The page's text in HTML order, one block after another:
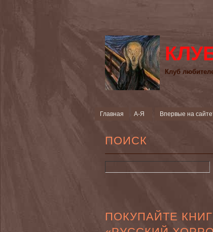
Клуб
Главная А-Я Впервые на
ПОИСК
ПОКУПАЙТЕ